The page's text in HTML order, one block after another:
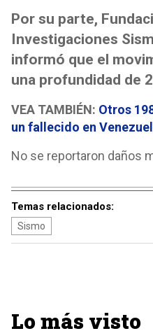
Por su parte,
Investigaciones
informó que el
una profundidad de
VEA TAMBIÉN: Otros
un fallecido en
No se reportaron daños
Temas relacionados:
Sismo
Lo más visto